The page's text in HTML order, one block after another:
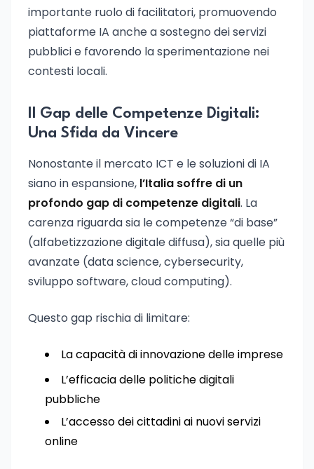
importante ruolo di facilitatori, promuovendo
piattaforme IA anche a sostegno dei servizi
pubblici e favorendo la sperimentazione nei
contesti locali.
Il Gap delle Competenze Digitali:
Una Sfida da Vincere
Nonostante il mercato ICT e le soluzioni di IA
siano in espansione, l’Italia soffre di un
profondo gap di competenze digitali. La
carenza riguarda sia le competenze “di base”
(alfabetizzazione digitale diffusa), sia quelle più
avanzate (data science, cybersecurity,
sviluppo software, cloud computing).
Questo gap rischia di limitare:
La capacità di innovazione delle imprese
L’efficacia delle politiche digitali
pubbliche
L’accesso dei cittadini ai nuovi servizi
online